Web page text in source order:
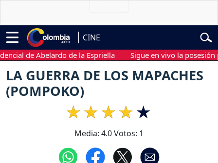
CINE
de Abelardo de la Espriella Sigue en vivo la posesión
LA GUERRA DE LOS MAPACHES
(POMPOKO)
Media: 4.0Votos: 1